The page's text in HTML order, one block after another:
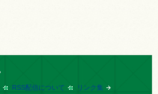
RSS配信について リンク集